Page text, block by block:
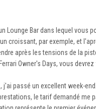
Lounge Bar dans lequel
croissant, par exemple, et
après les tensions de la
Owner's Days, vous
passé un excellent week-
le tarif demandé me